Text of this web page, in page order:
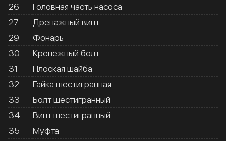
26
Головная часть насоса
27
Дренажный винт
29
Фонарь
30
Крепежный болт
31
Плоская шайба
32
Гайка шестигранная
33
Болт шестигранный
34
Винт шестигранный
35
Муфта